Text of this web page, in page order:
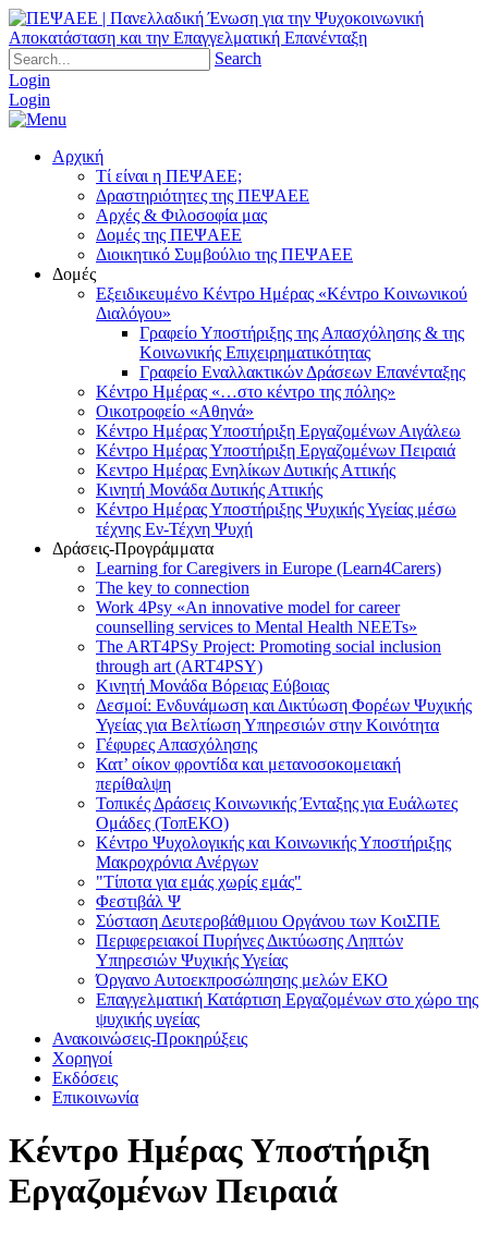
Search
Login
Login
Αρχική
Τί είναι η ΠΕΨΑΕΕ;
Δραστηριότητες της ΠΕΨΑΕΕ
Αρχές & Φιλοσοφία μας
Δομές της ΠΕΨΑΕΕ
Διοικητικό Συμβούλιο της ΠΕΨΑΕΕ
Δομές
Εξειδικευμένο Κέντρο Ημέρας «Κέντρο Κοινωνικού
Διαλόγου»
Γραφείο Υποστήριξης της Απασχόλησης & της
Κοινωνικής Επιχειρηματικότητας
Γραφείο Εναλλακτικών Δράσεων Επανένταξης
Κέντρο Ημέρας «…στο κέντρο της πόλης»
Οικοτροφείο «Αθηνά»
Κέντρο Ημέρας Υποστήριξη Eργαζομένων Αιγάλεω
Κέντρο Ημέρας Υποστήριξη Eργαζομένων Πειραιά
Κεντρο Ημέρας Ενηλίκων Δυτικής Αττικής
Κινητή Μονάδα Δυτικής Αττικής
Κέντρο Ημέρας Υποστήριξης Ψυχικής Υγείας μέσω
τέχνης Εν-Τέχνη Ψυχή
Δράσεις-Προγράμματα
Learning for Caregivers in Europe (Learn4Carers)
Τhe key to connection
Work 4Psy «An innovative model for career
counselling services to Mental Health NEETs»
The ART4PSy Project: Promoting social inclusion
through art (ART4PSY)
Κινητή Μονάδα Βόρειας Εύβοιας
Δεσμοί: Ενδυνάμωση και Δικτύωση Φορέων Ψυχικής
Υγείας για Βελτίωση Υπηρεσιών στην Κοινότητα
Γέφυρες Απασχόλησης
Κατ’ οίκον φροντίδα και μετανοσοκομειακή
περίθαλψη
Τοπικές Δράσεις Κοινωνικής Ένταξης για Ευάλωτες
Ομάδες (ΤοπΕΚΟ)
Κέντρο Ψυχολογικής και Κοινωνικής Υποστήριξης
Μακροχρόνια Ανέργων
"Τίποτα για εμάς χωρίς εμάς"
Φεστιβάλ Ψ
Σύσταση Δευτεροβάθμιου Οργάνου των ΚοιΣΠΕ
Περιφερειακοί Πυρήνες Δικτύωσης Ληπτών
Υπηρεσιών Ψυχικής Υγείας
Όργανο Αυτοεκπροσώπησης μελών ΕΚΟ
Επαγγελματική Κατάρτιση Εργαζομένων στο χώρο της
ψυχικής υγείας
Ανακοινώσεις-Προκηρύξεις
Χορηγοί
Εκδόσεις
Επικοινωνία
Κέντρο Ημέρας Υποστήριξη
Eργαζομένων Πειραιά